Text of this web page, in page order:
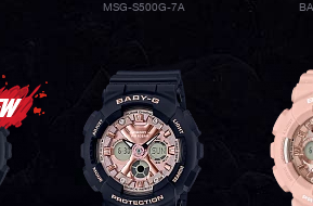
MSG-S500G-7A